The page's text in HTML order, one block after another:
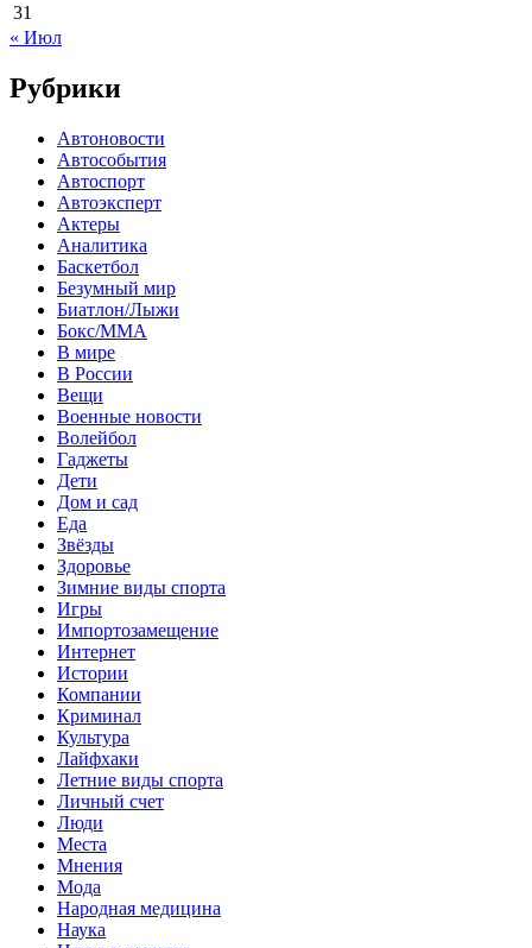
31
« Июл
Рубрики
Автоновости
Автособытия
Автоспорт
Автоэксперт
Актеры
Аналитика
Баскетбол
Безумный мир
Биатлон/Лыжи
Бокс/MMA
В мире
В России
Вещи
Военные новости
Волейбол
Гаджеты
Дети
Дом и сад
Еда
Звёзды
Здоровье
Зимние виды спорта
Игры
Импортозамещение
Интернет
Истории
Компании
Криминал
Культура
Лайфхаки
Летние виды спорта
Личный счет
Люди
Места
Мнения
Мода
Народная медицина
Наука